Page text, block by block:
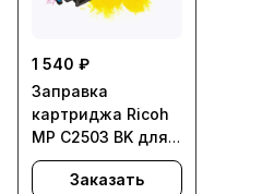
1 540 ₽
Заправка
картриджа Ricoh
MP C2503 BK для
Aficio MPC2003,
MPC2004,
Заказать